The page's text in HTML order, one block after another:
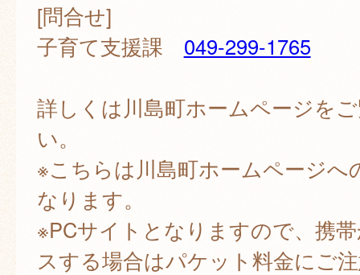
[問合せ]
子育て支援課 049-299-1765
詳しくは川島町ホームページを
い。
※こちらは川島町ホームページへ
なります。
※PCサイトとなりますので、携
スする場合はパケット料金にご